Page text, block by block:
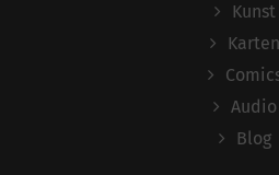
Kunst
Karten
Audio
Blog